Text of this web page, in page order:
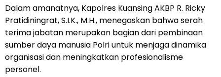
Dalam amanatnya, Kapolres Kuansing AKBP R. Ricky
Pratidiningrat, S.I.K., M.H., menegaskan bahwa serah
terima jabatan merupakan bagian dari pembinaan
sumber daya manusia Polri untuk menjaga dinamika
organisasi dan meningkatkan profesionalisme
personel.